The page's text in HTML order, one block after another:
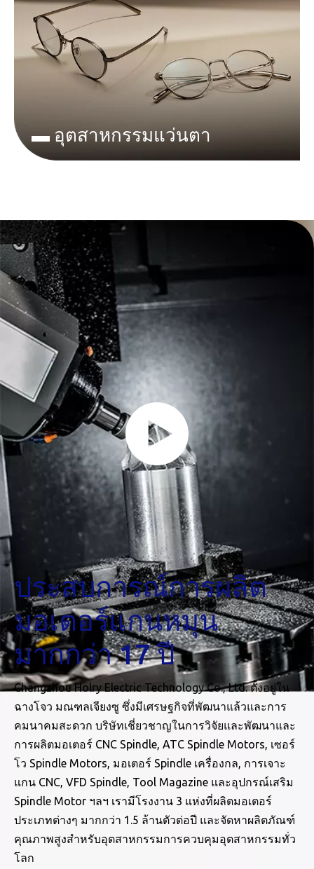
▬ อุตสาหกรรมแว่นตา
ประสบการณ์การผลิต
มอเตอร์แกนหมุน
มากกว่า 17 ปี
Changzhou Holry Electric Technology Co., Ltd. ตั้งอยู่ใน
ฉางโจว มณฑลเจียงซู ซึ่งมีเศรษฐกิจที่พัฒนาแล้วและการ
คมนาคมสะดวก บริษัทเชี่ยวชาญในการวิจัยและพัฒนาและ
การผลิตมอเตอร์ CNC Spindle, ATC Spindle Motors, เซอร์
โว Spindle Motors, มอเตอร์ Spindle เครื่องกล, การเจาะ
แกน CNC, VFD Spindle, Tool Magazine และอุปกรณ์เสริม
Spindle Motor ฯลฯ เรามีโรงงาน 3 แห่งที่ผลิตมอเตอร์
ประเภทต่างๆ มากกว่า 1.5 ล้านตัวต่อปี และจัดหาผลิตภัณฑ์
คุณภาพสูงสำหรับอุตสาหกรรมการควบคุมอุตสาหกรรมทั่ว
โลก